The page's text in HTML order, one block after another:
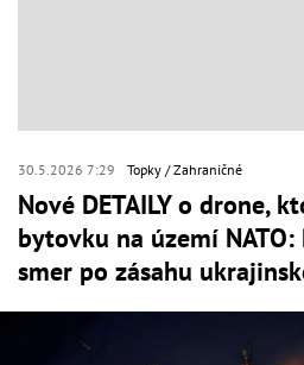
30.5.2026 7:29 Topky Zahraničné
Nové DETAILY o drone,
bytovku na území
smer po zásahu